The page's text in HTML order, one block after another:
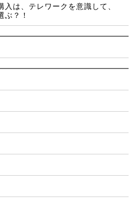
入は、テレワークを意識して、
ぶ？！